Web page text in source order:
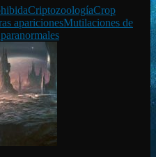
CriptozoologíaCrop
aparicionesMutilaciones de